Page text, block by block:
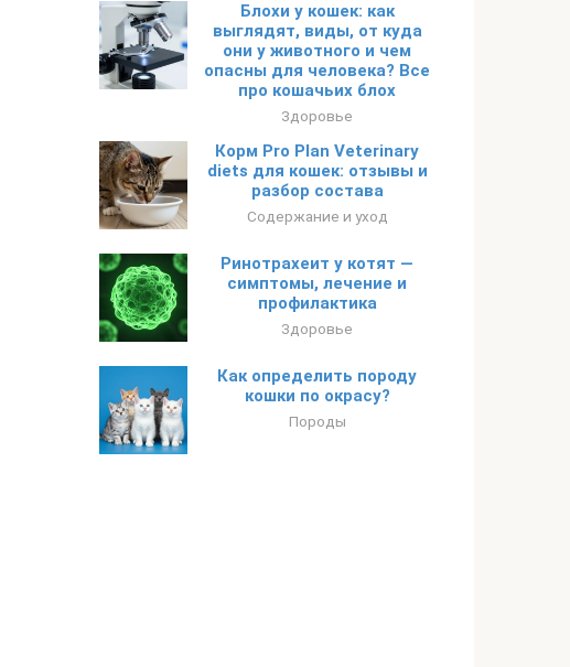
Блохи у кошек: как
выглядят, виды, от куда
они у животного и чем
опасны для человека? Все
про кошачьих блох
Здоровье
Корм Pro Plan Veterinary
diets для кошек: отзывы и
разбор состава
Содержание и уход
Ринотрахеит у котят —
симптомы, лечение и
профилактика
Здоровье
Как определить породу
кошки по окрасу?
Породы